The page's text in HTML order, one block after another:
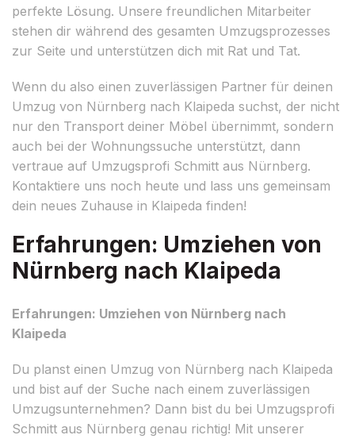
perfekte Lösung. Unsere freundlichen Mitarbeiter
stehen dir während des gesamten Umzugsprozesses
zur Seite und unterstützen dich mit Rat und Tat.
Wenn du also einen zuverlässigen Partner für deinen
Umzug von Nürnberg nach Klaipeda suchst, der nicht
nur den Transport deiner Möbel übernimmt, sondern
auch bei der Wohnungssuche unterstützt, dann
vertraue auf Umzugsprofi Schmitt aus Nürnberg.
Kontaktiere uns noch heute und lass uns gemeinsam
dein neues Zuhause in Klaipeda finden!
Erfahrungen: Umziehen von
Nürnberg nach Klaipeda
Erfahrungen: Umziehen von Nürnberg nach
Klaipeda
Du planst einen Umzug von Nürnberg nach Klaipeda
und bist auf der Suche nach einem zuverlässigen
Umzugsunternehmen? Dann bist du bei Umzugsprofi
Schmitt aus Nürnberg genau richtig! Mit unserer